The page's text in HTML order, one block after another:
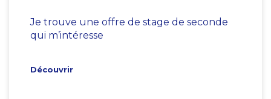
Je trouve une offre de stage de seconde
qui m’intéresse
Découvrir